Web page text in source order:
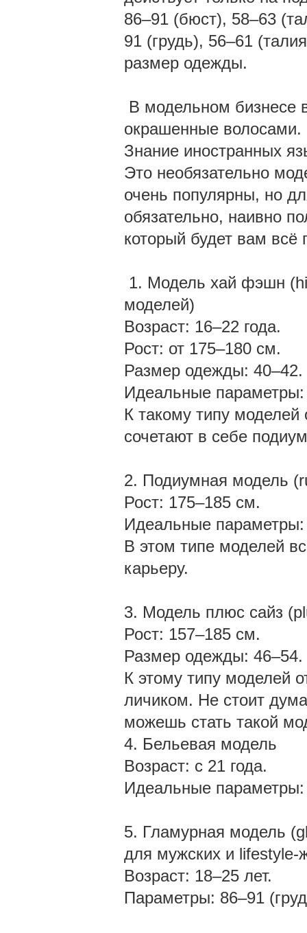
86–91 (бюст), 58–63
91 (грудь), 56–61
размер одежды.
В модельном бизнесе
окрашенные волосами.
Знание иностранных
Это необязательно
очень популярны, но
обязательно, наивно
который будет вам всё
1. Модель хай фэшн
моделей)
Возраст: 16–22 года.
Рост: от 175–180 см.
Размер одежды: 40–42.
Идеальные
К такому типу
сочетают в себе
2. Подиумная модель
Рост: 175–185 см.
Идеальные
В этом типе моделей
карьеру.
3. Модель плюс сайз
Рост: 157–185 см.
Размер одежды: 46–54.
К этому типу моделей
личиком. Не стоит
можешь стать такой
4. Бельевая модель
Возраст: с 21 года.
Идеальные
5. Гламурная модель
для мужских и lifestyle-
Возраст: 18–25 лет.
Параметры: 86–91